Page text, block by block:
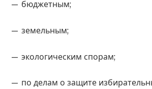
— бюджетным;
— земельным;
— экологическим спорам;
— по делам о защите